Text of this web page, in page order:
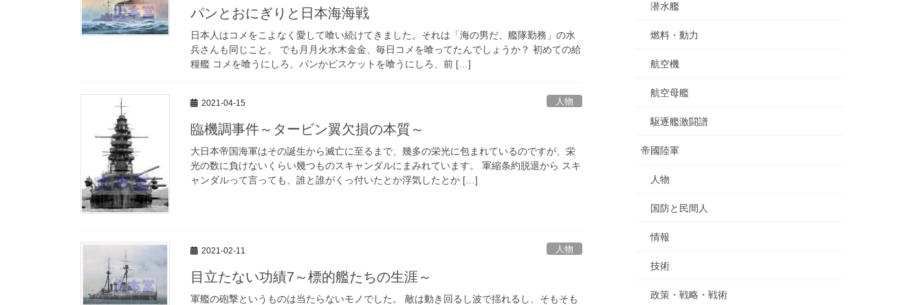
パンとおにぎりと日本海海戦
日本人はコメをこよなく愛して喰い続けてきました。それは「海の男だ、艦隊勤務」の水
兵さんも同じこと。 でも月月火水木金金、毎日コメを喰ってたんでしょうか？ 初めての給
糧艦 コメを喰うにしろ、パンかビスケットを喰うにしろ、前 […]
2021-04-15 人物
臨機調事件～タービン翼欠損の本質～
大日本帝国海軍はその誕生から滅亡に至るまで、幾多の栄光に包まれているのですが、栄
光の数に負けないくらい幾つものスキャンダルにまみれています。 軍縮条約脱退から スキ
ャンダルって言っても、誰と誰がくっ付いたとか浮気したとか […]
2021-02-11 人物
目立たない功績7～標的艦たちの生涯～
軍艦の砲撃というものは当たらないモノでした。 敵は動き回るし波で揺れるし、そもそも
潜水艦
燃料・動力
航空機
航空母艦
駆逐艦激闘譜
帝國陸軍
人物
国防と民間人
情報
技術
政策・戦略・戦術